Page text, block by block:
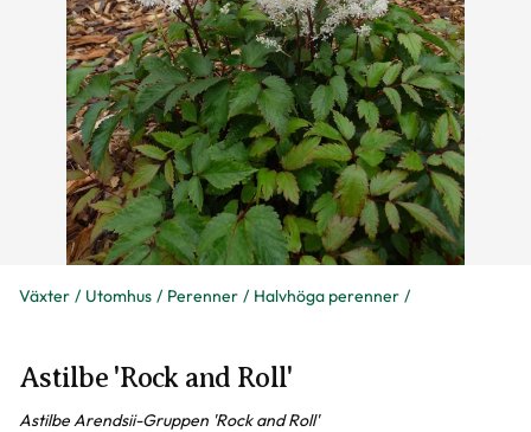
Växter Utomhus Perenner Halvhöga perenner
Astilbe 'Rock and Roll'
Astilbe Arendsii-Gruppen 'Rock and Roll'